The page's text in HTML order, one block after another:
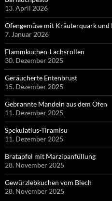
13. April 2026
Ofengemüse mit Kräuterquark
7. Januar 2026
Flammkuchen-Lachsrollen
30. Dezember 2025
Geräucherte Entenbrust
15. Dezember 2025
Gebrannte Mandeln aus dem Ofen
11. Dezember 2025
Spekulatius-Tiramisu
11. Dezember 2025
Bratapfel mit Marzipanfüllung
28. November 2025
Gewürzlebkuchen vom Blech
28. November 2025